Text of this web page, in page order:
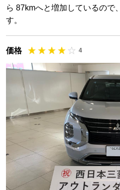
ら 87kmへと増加しているので
す。
価格 4